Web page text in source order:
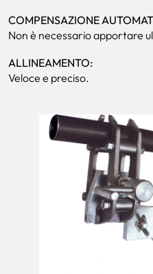
COMPENSAZIONE
Non è necessario apportare
ALLINEAMENTO:
Veloce e preciso.